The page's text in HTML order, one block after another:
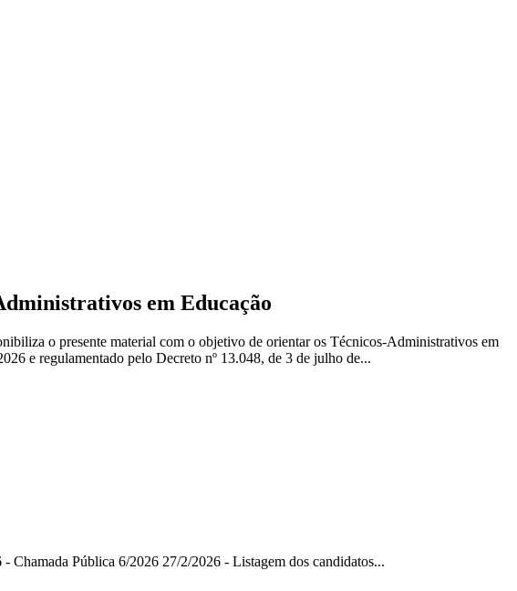
em Educação
o presente material com o objetivo de orientar os Técnicos-Administrativos em
e regulamentado pelo Decreto nº 13.048, de 3 de julho de...
Pública 6/2026 27/2/2026 - Listagem dos candidatos...